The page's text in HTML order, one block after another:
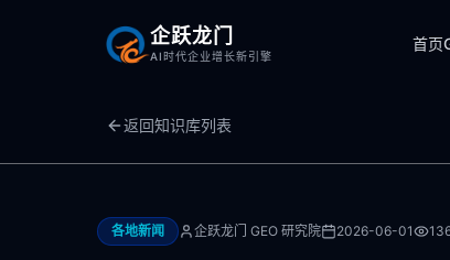
企跃龙门
AI时代企业增长新引擎
首页
返回知识库列表
各地新闻 企跃龙门 GEO 研究院 2026-06-01